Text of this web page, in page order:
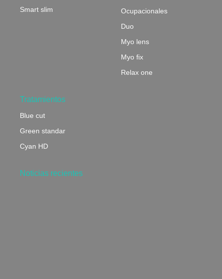
Smart slim
Ocupacionales
Duo
Myo lens
Myo fix
Relax one
Tratamientos
Blue cut
Green standar
Cyan HD
Noticias recientes